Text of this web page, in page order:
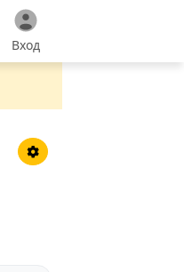
Вход